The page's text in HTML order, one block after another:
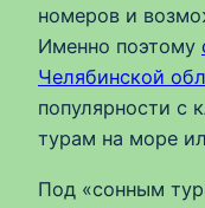
номеров и
Именно поэтому
Челябинской
популярности с
турам на море
Под «сонным